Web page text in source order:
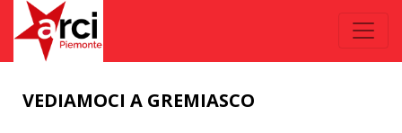
VEDIAMOCI A GREMIASCO